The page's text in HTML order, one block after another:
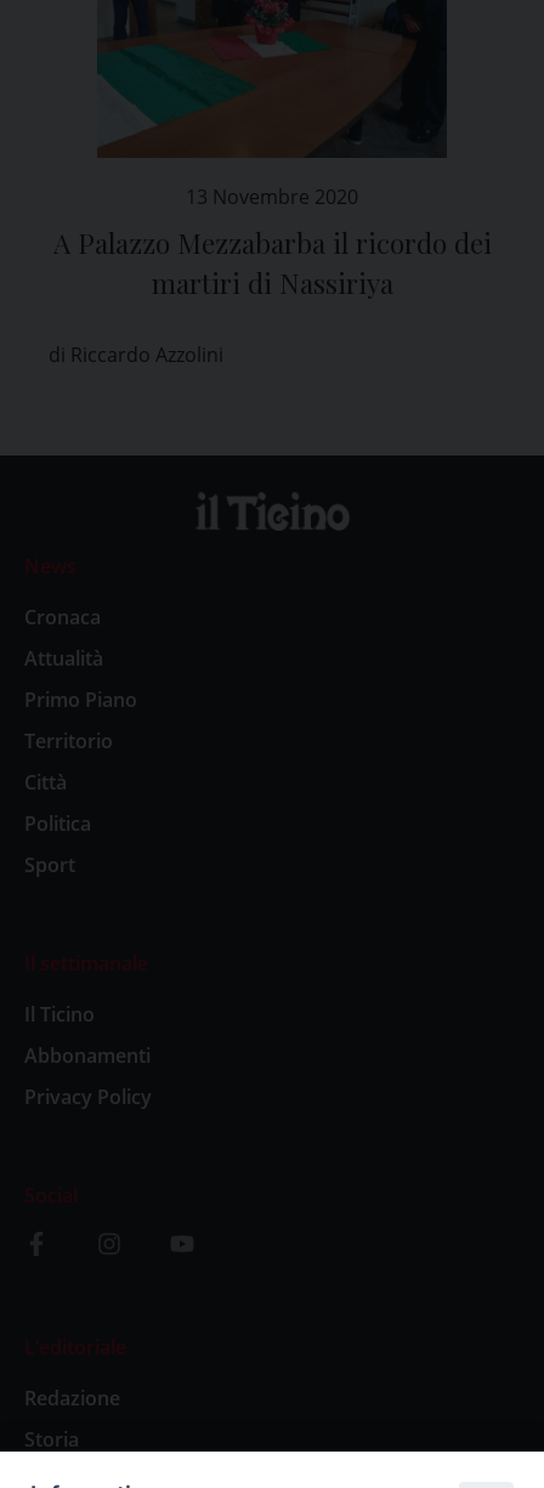
13 Novembre 2020
A Palazzo Mezzabarba il ricordo dei
martiri di Nassiriya
di Riccardo Azzolini
News
Cronaca
Attualità
Primo Piano
Territorio
Città
Politica
Sport
Il settimanale
Il Ticino
Abbonamenti
Privacy Policy
Social
L’editoriale
Redazione
Storia